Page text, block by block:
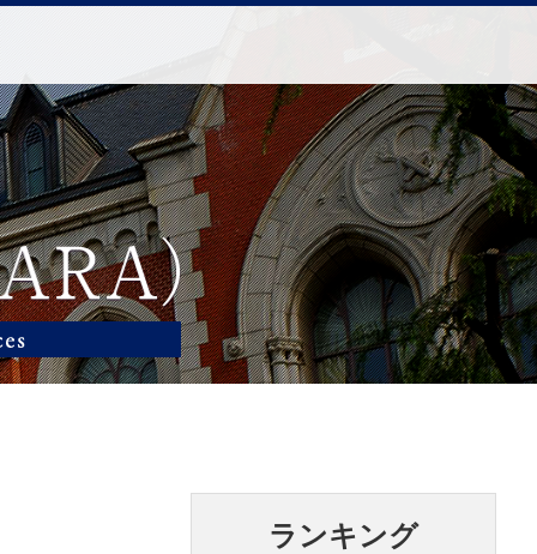
ランキング